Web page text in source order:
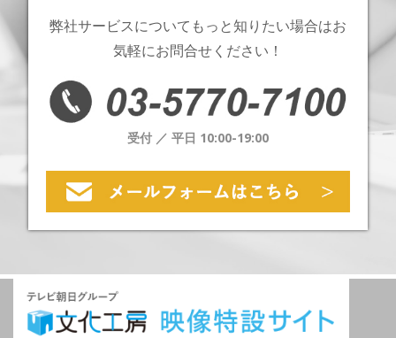
弊社サービスについてもっと知りたい場合はお
気軽にお問合せください！
受付 ／ 平日 10:00-19:00